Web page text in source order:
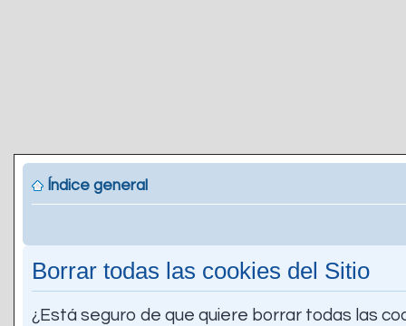
Índice general
Borrar todas las cookies del Sitio
¿Está seguro de que quiere borrar todas las